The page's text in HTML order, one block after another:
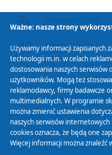
PODCAST AUDIO
Polityka Prywatności
Zasady korzystania z Serwisu
Organizacje Pożytku
Ważne: nasze strony
Używamy informacji zapisanych
technologii m.in. w celach
dostosowania naszych
użytkowników. Mogą też
reklamodawcy, firmy badawcze
multimedialnych. W programie
można zmienić ustawienia
naszych serwisów
cookies oznacza, że będą one
Więcej informacji można znaleźć